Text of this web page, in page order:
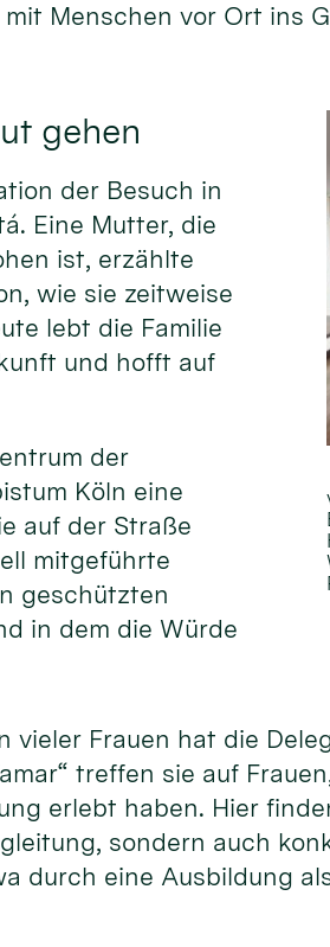
Menschen vor Ort ins
gehen
der Besuch in
Eine Mutter, die
ist, erzählte
wie sie zeitweise
lebt die Familie
und hofft auf
der
Köln eine
auf der Straße
mitgeführte
geschützten
in dem die Würde
vieler Frauen hat die
treffen sie auf
erlebt haben. Hier
sondern auch
durch eine Ausbildung